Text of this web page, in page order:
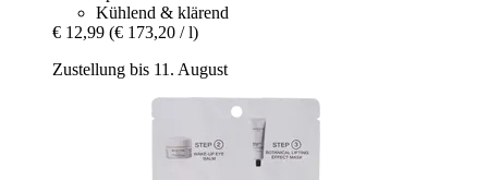
Kühlend & klärend
€ 12,99 (€ 173,20 / l)
Zustellung bis 11. August